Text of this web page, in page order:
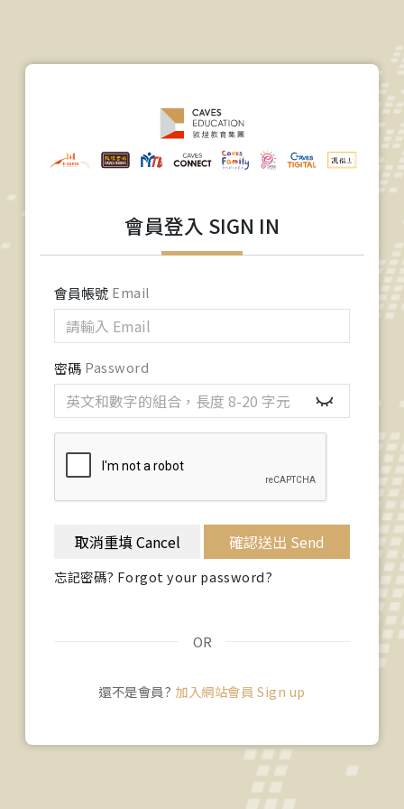
會員登入 SIGN IN
會員帳號 Email
密碼 Password
取消重填 Cancel 確認送出 Send
忘記密碼? Forgot your password?
OR
還不是會員? 加入網站會員 Sign up